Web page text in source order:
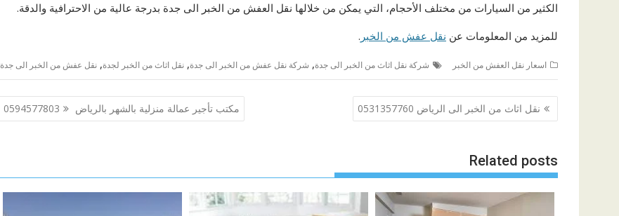
الكثير من السيارات من مختلف الأحجام، التي يمكن من خلالها نقل العفش من الخبر الى جدة بدرجة عالية من الاحترافية والدقة.
للمزيد من المعلومات عن نقل عفش من الخبر .
اسعار نقل العفش من الخبر شركة نقل اثاث من الخبر الى جدة, شركة نقل عفش من الخبر الى جدة, نقل اثاث من الخبر لجدة, نقل عفش من الخبر الى جدة
تصفّح
المقالات
نقل اثاث من الخبر الى الرياض 0531357760 مكتب تأجير عمالة منزلية بالشهر بالرياض 0594577803
Related posts